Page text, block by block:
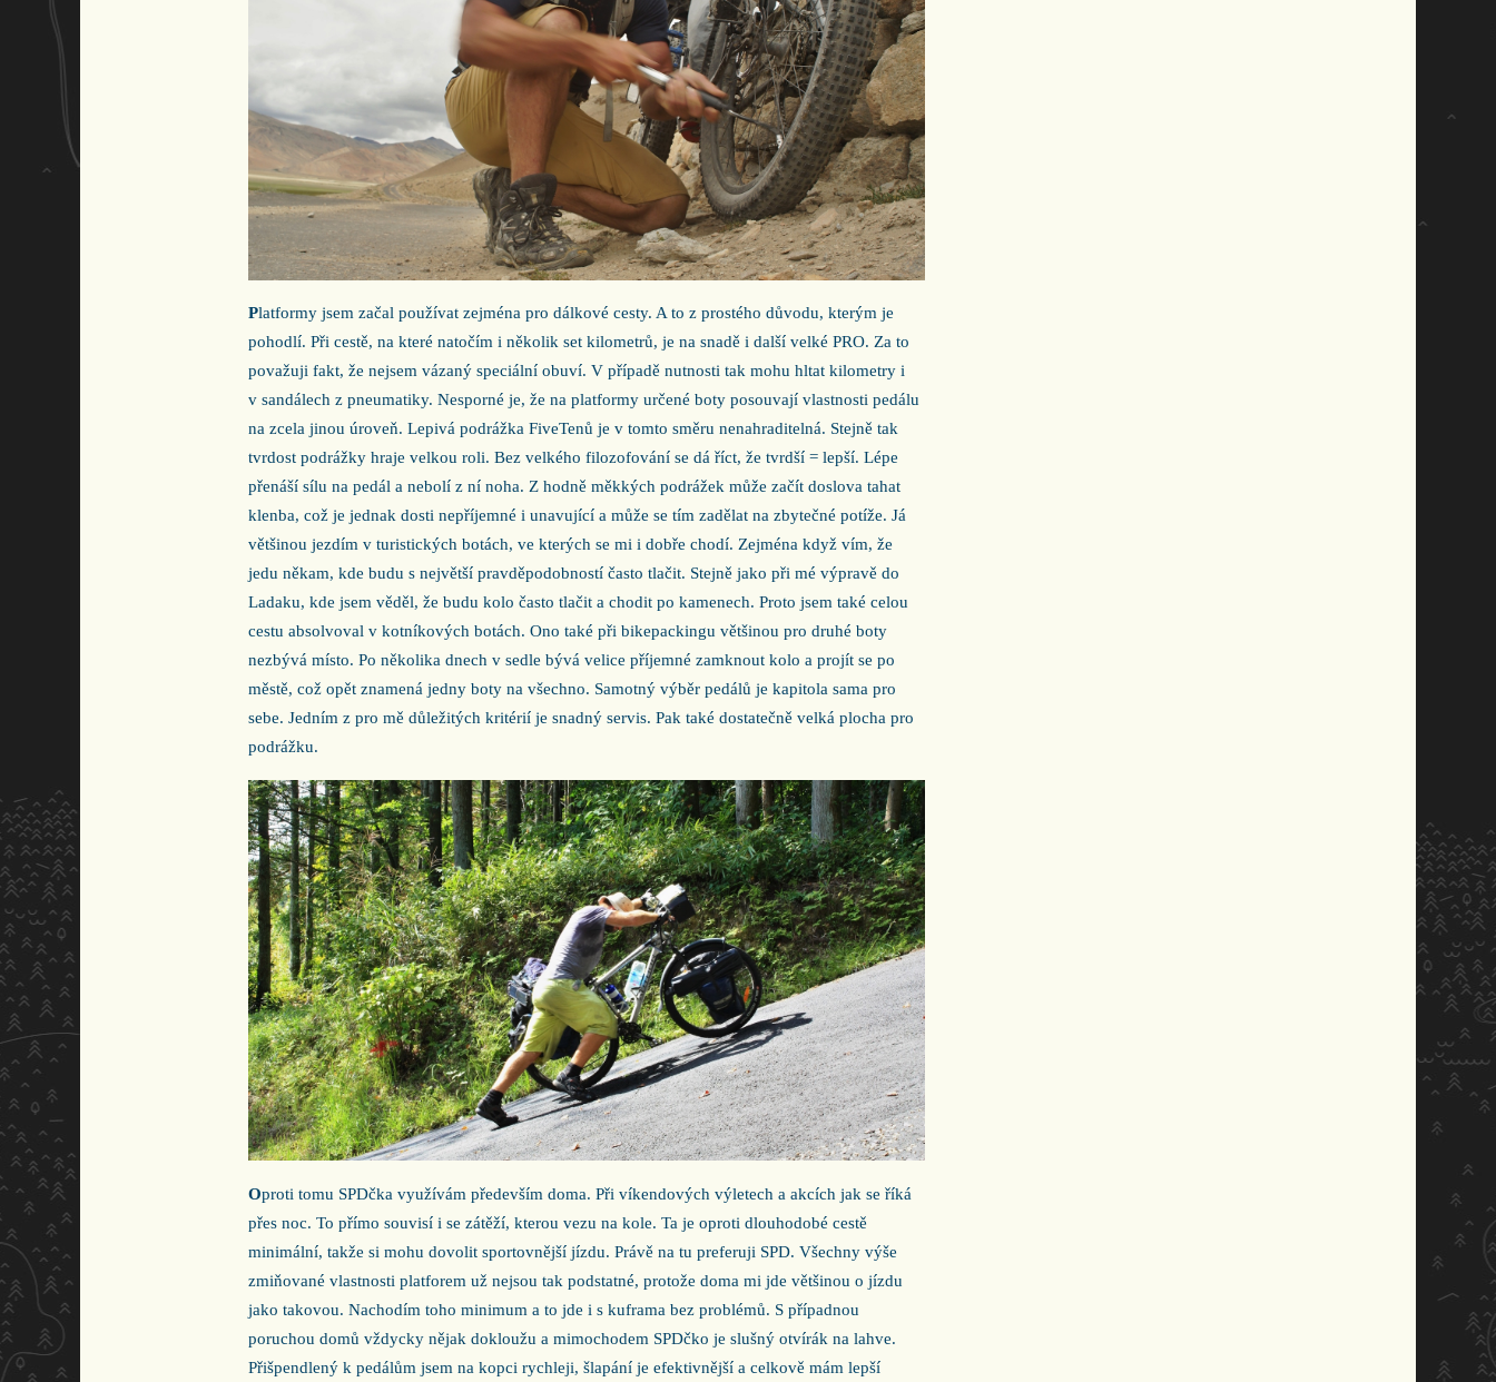
Platformy jsem začal používat zejména pro dálkové cesty. A to z prostého důvodu, kterým je
pohodlí. Při cestě, na které natočím i několik set kilometrů, je na snadě i další velké PRO. Za to
považuji fakt, že nejsem vázaný speciální obuví. V případě nutnosti tak mohu hltat kilometry i
v sandálech z pneumatiky. Nesporné je, že na platformy určené boty posouvají vlastnosti pedálu
na zcela jinou úroveň. Lepivá podrážka FiveTenů je v tomto směru nenahraditelná. Stejně tak
tvrdost podrážky hraje velkou roli. Bez velkého filozofování se dá říct, že tvrdší = lepší. Lépe
přenáší sílu na pedál a nebolí z ní noha. Z hodně měkkých podrážek může začít doslova tahat
klenba, což je jednak dosti nepříjemné i unavující a může se tím zadělat na zbytečné potíže. Já
většinou jezdím v turistických botách, ve kterých se mi i dobře chodí. Zejména když vím, že
jedu někam, kde budu s největší pravděpodobností často tlačit. Stejně jako při mé výpravě do
Ladaku, kde jsem věděl, že budu kolo často tlačit a chodit po kamenech. Proto jsem také celou
cestu absolvoval v kotníkových botách. Ono také při bikepackingu většinou pro druhé boty
nezbývá místo. Po několika dnech v sedle bývá velice příjemné zamknout kolo a projít se po
městě, což opět znamená jedny boty na všechno. Samotný výběr pedálů je kapitola sama pro
sebe. Jedním z pro mě důležitých kritérií je snadný servis. Pak také dostatečně velká plocha pro
podrážku.
Oproti tomu SPDčka využívám především doma. Při víkendových výletech a akcích jak se říká
přes noc. To přímo souvisí i se zátěží, kterou vezu na kole. Ta je oproti dlouhodobé cestě
minimální, takže si mohu dovolit sportovnější jízdu. Právě na tu preferuji SPD. Všechny výše
zmiňované vlastnosti platforem už nejsou tak podstatné, protože doma mi jde většinou o jízdu
jako takovou. Nachodím toho minimum a to jde i s kuframa bez problémů. S případnou
poruchou domů vždycky nějak dokloužu a mimochodem SPDčko je slušný otvírák na lahve.
Přišpendlený k pedálům jsem na kopci rychleji, šlapání je efektivnější a celkově mám lepší